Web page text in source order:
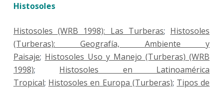
Histosoles
Histosoles (WRB 1998): Las Turberas; Histosoles
(Turberas): Geografía, Ambiente y
Paisaje; Histosoles Uso y Manejo (Turberas) (WRB
1998); Histosoles en Latinoamérica
Tropical; Histosoles en Europa (Turberas); Tipos de